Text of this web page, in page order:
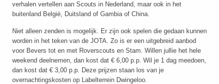
verhalen vertellen aan Scouts in Nederland, maar ook in het
buitenland België, Duitsland of Gambia of China.
Niet alleen zenden is mogelijk. Er zijn ook spelen die gedaan kunnen
worden in het teken van de JOTA. Zo is er een uitgebreid aanbod
voor Bevers tot en met Roverscouts en Stam. Willen jullie het hele
weekend deelnemen, dan kost dat € 6,00 p.p. Wil je 1 dag meedoen,
dan kost dat € 3,00 p.p. Deze prijzen staan los van je
overnachtingskosten op Labelterrein Dwingeloo.